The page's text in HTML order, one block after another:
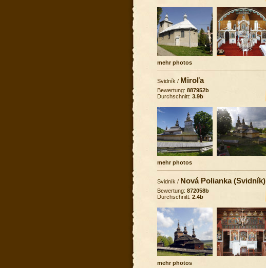
mehr photos
Svidník / Miroľa
Bewertung: 887952b
Durchschnitt: 3.9b
mehr photos
Svidník / Nová Polianka (Svidník)
Bewertung: 872058b
Durchschnitt: 2.4b
mehr photos